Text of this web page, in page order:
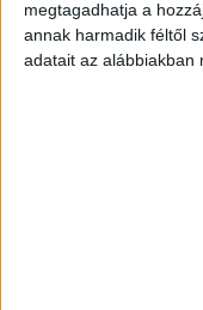
megtagadhatja a
annak harmadik féltől
adatait az alábbiakban